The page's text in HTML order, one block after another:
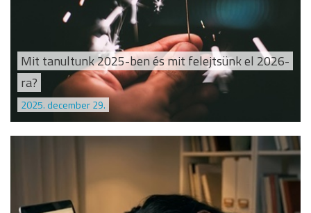
Mit tanultunk 2025-ben és mit felejtsünk el 2026-
ra?
2025. december 29.